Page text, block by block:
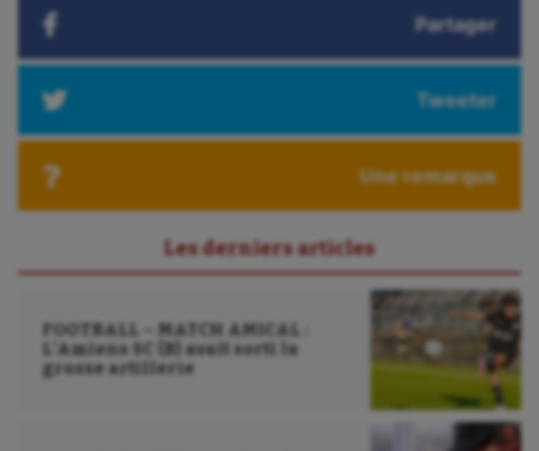
Partager
Tweeter
Une remarque
Les derniers articles
FOOTBALL – MATCH AMICAL :
L’Amiens SC (B) avait sorti la
grosse artillerie